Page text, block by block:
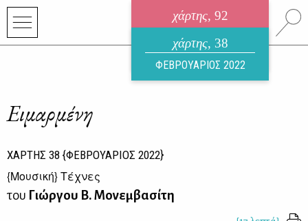
χάρτης, 92
ηλεκτρονικό περιοδικό
ΑΥΓΟΥΣΤΟΣ 2026
χάρτης, 38
ΦΕΒΡΟΥΑΡΙΟΣ 2022
Ειμαρμένη
ΧΑΡΤΗΣ 38 {ΦΕΒΡΟΥΑΡΙΟΣ 2022}
{Μουσική} Τέχνες
του Γιώργου Β. Μονεμβασίτη